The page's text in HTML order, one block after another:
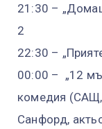
21:30 –
2
22:30 –
00:00 – „12
комедия
Санфорд,